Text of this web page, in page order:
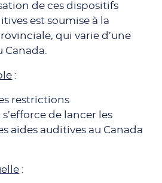
de ces dispositifs
est soumise à la
qui varie d’une
Canada.
:
restrictions
de lancer les
aides auditives au Canada
: